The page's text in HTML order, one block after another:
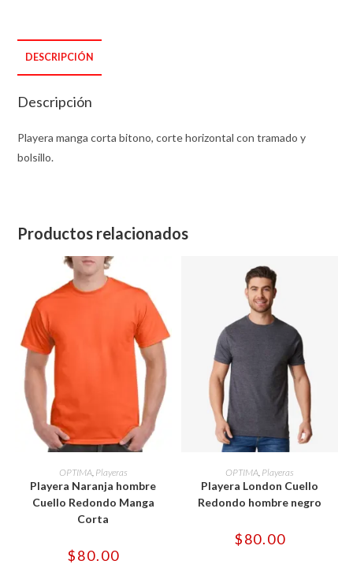
DESCRIPCIÓN
Descripción
Playera manga corta bitono, corte horizontal con tramado y
bolsillo.
Productos relacionados
SELECCIONAR OPCIONES
Este
producto
tiene
múltiples
variantes.
opciones
elegir
OPTIMA, Playeras
Playera Naranja hombre
Cuello Redondo Manga
Corta
$80.00
SELECCIONAR OPCIONES
Este
producto
tiene
múltiples
variantes.
se
pueden
OPTIMA, Playeras
Playera London Cuello
Redondo hombre negro
$80.00